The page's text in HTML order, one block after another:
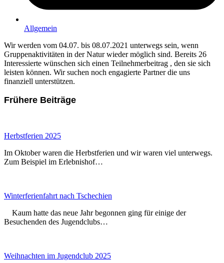
Allgemein
Wir werden vom 04.07. bis 08.07.2021 unterwegs sein, wenn
Gruppenaktivitäten in der Natur wieder möglich sind. Bereits 26
Interessierte wünschen sich einen Teilnehmerbeitrag , den sie sich
leisten können. Wir suchen noch engagierte Partner die uns
finanziell unterstützen.
Frühere Beiträge
Herbstferien 2025
Im Oktober waren die Herbstferien und wir waren viel unterwegs.
Zum Beispiel im Erlebnishof…
Winterferienfahrt nach Tschechien
Kaum hatte das neue Jahr begonnen ging für einige der
Besuchenden des Jugendclubs…
Weihnachten im Jugendclub 2025